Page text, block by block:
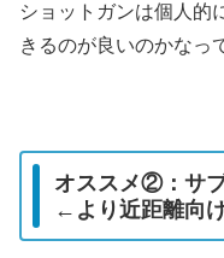
ショットガンは個人的
きるのが良いのかなっ
オススメ②：サ
←より近距離向